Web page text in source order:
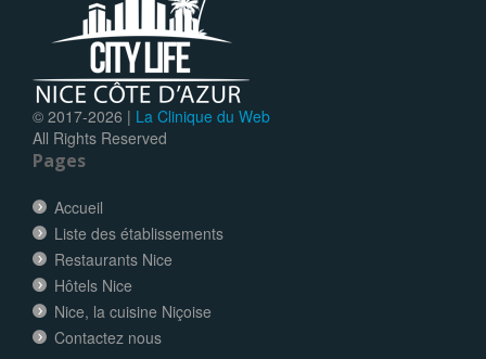
© 2017-2026 | La Clinique du Web
All Rights Reserved
Pages
Accueil
Liste des établissements
Restaurants Nice
Hôtels Nice
Nice, la cuisine Niçoise
Contactez nous